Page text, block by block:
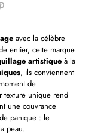
avec la célèbre
entier, cette marque
artistiqueà la
, ils conviennent
de
texture unique rend
une couvrance
panique : le
peau.